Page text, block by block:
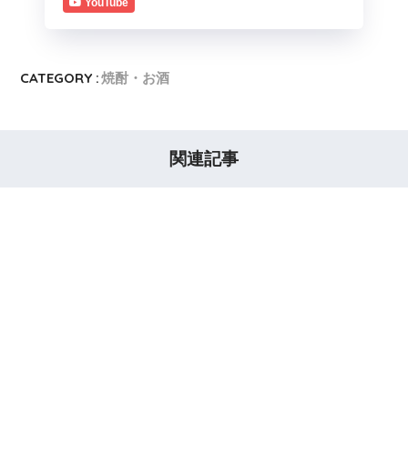
YouTube
CATEGORY :焼酎・お酒
関連記事